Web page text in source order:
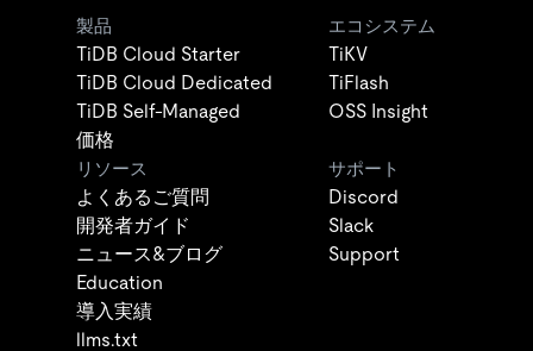
製品
TiDB Cloud Starter
TiDB Cloud Dedicated
TiDB Self-Managed
価格
エコシステム
TiKV
TiFlash
OSS Insight
リソース
よくあるご質問
開発者ガイド
ニュース&ブログ
Education
導入実績
llms.txt
サポート
Discord
Slack
Support